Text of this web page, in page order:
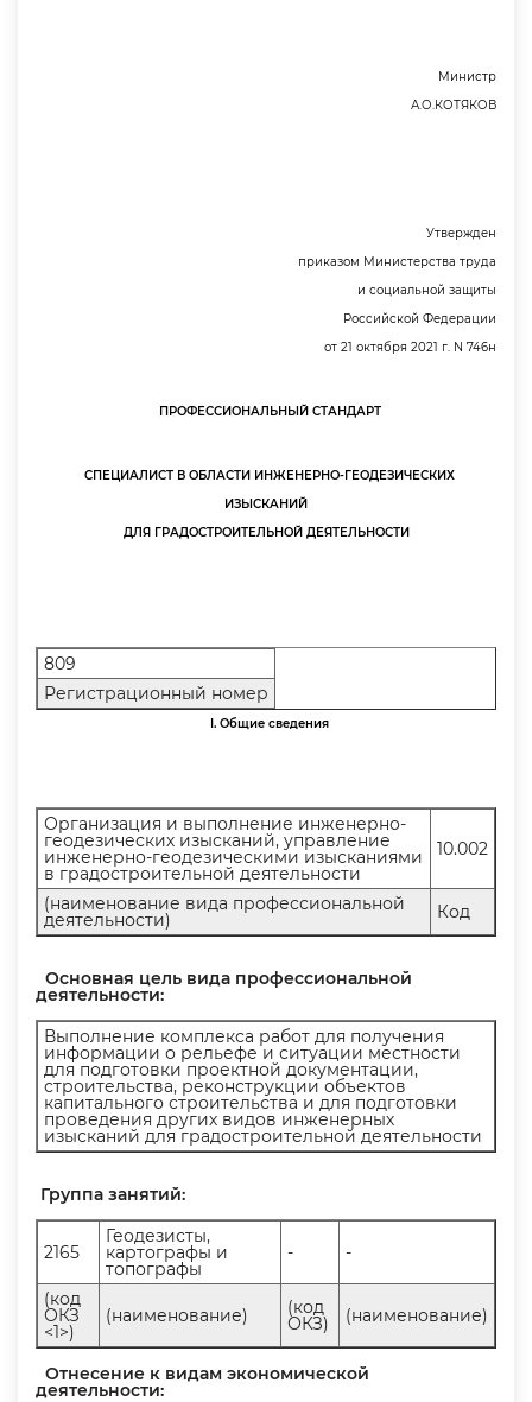
Министр
А.О.КОТЯКО
Утвержден
приказом Министерства труда
и социальной защиты
Российской Федерации
от 21 октября 2021 г. N 746н
ПРОФЕССИОНАЛЬНЫЙ СТАНДАРТ
СПЕЦИАЛИСТ В ОБЛАСТИ ИНЖЕНЕРНО-ГЕОДЕЗИЧЕСКИХ
ИЗЫСКАНИЙ
ДЛЯ ГРАДОСТРОИТЕЛЬНОЙ ДЕЯТЕЛЬНОСТИ
809
Регистрационный номер
I. Общие сведения
Организация и выполнение инженерно-
еодезических изысканий, управление
инженерно-геодезическими изысканиями
радостроительной деятельности
10.002
(наименование вида профессиональной
деятельности) Код
Основная цель вида профессиональной
деятельности:
ыполнение комплекса работ для получения
информации о рельефе и ситуации местности
для подготовки проектной документации,
строительства, реконструкции объекто
капитального строительства и для подготовки
проведения других видов инженерных
изысканий для градостроительной деятельности
Группа занятий:
2165
Геодезисты,
картографы и
топографы
- -
(код
ОКЗ
<1>)
(наименование) (код
ОКЗ) (наименование)
Отнесение к видам экономической
деятельности: